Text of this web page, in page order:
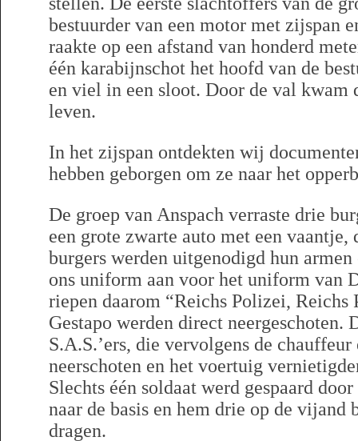
bestuurder van een motor met zijspan
raakte op een afstand van honderd
één karabijnschot het hoofd van de
en viel in een sloot. Door de val kwam
leven.
In het zijspan ontdekten wij
hebben geborgen om ze naar het
De groep van Anspach verraste drie
een grote zwarte auto met een vaantje,
burgers werden uitgenodigd hun
ons uniform aan voor het uniform van
riepen daarom “Reichs Polizei, Reichs
Gestapo werden direct neergeschoten.
S.A.S.’ers, die vervolgens de chauffeur
neerschoten en het voertuig
Slechts één soldaat werd gespaard
naar de basis en hem drie op de vijand
dragen.